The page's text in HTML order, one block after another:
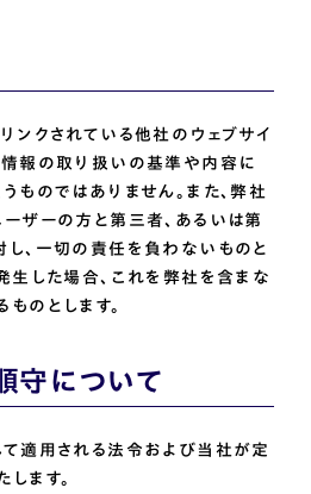
ンクされている他社のウェブサイ
情報の取り扱いの基準や内容に
ものではありません。また、弊社
ザーの方と第三者、あるいは第
、一切の責任を負わないものと
生した場合、これを弊社を含まな
のとします。
守について
適用される法令および当社が定
ます。